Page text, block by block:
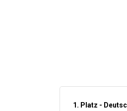
1. Platz -